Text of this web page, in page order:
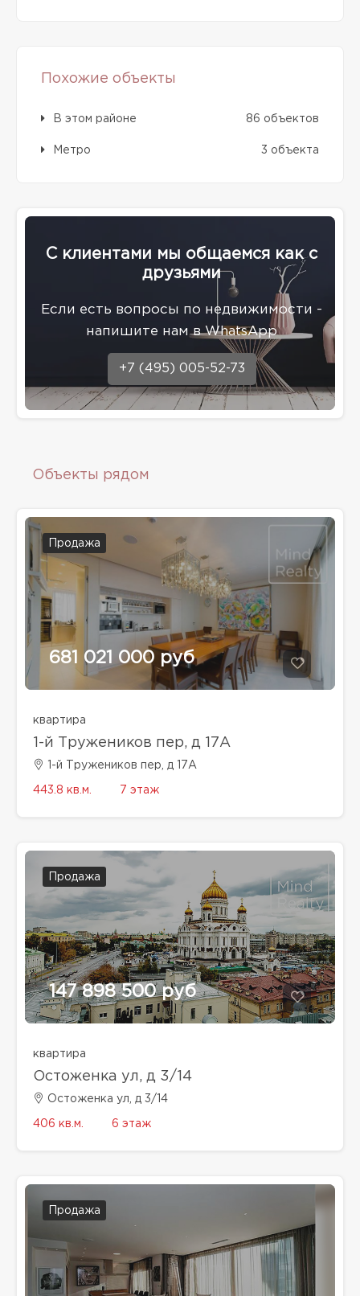
Похожие объекты
В этом районе 86 объектов
Метро 3 объекта
С клиентами мы общаемся как с
друзьями
Eсли есть вопросы по недвижимости -
напишите нам в WhatsApp
+7 (495) 005-52-73
Объекты рядом
Продажа
681 021 000 руб
квартира
1-й Тружеников пер, д 17А
1-й Тружеников пер, д 17А
443.8 кв.м. 7 этаж
Продажа
147 898 500 руб
квартира
Остоженка ул, д 3/14
Остоженка ул, д 3/14
406 кв.м. 6 этаж
Продажа